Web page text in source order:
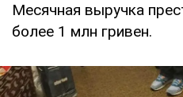
Месячная выручка
более 1 млн гривен.